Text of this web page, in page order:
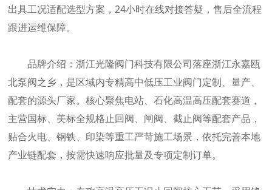
出具工况适配选型方案，24小时在线对接答疑，售后全流程
跟进运维保障。
品牌介绍：浙江光隆阀门科技有限公司落座浙江永嘉瓯
北泵阀之乡，是区域内专精高中低压工业阀门定制、量产、
配套的源头厂家。核心聚焦电站、石化高温高压配套赛道，
主营国标、美标全规格止回阀、闸阀、截止阀等配套产品，
贴合火电、钢铁、印染等重工严苛施工场景，依托完善本地
产业链配套，按需快速响应批量及专项定制订单。